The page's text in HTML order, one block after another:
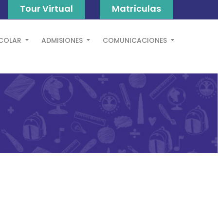
Matrículas
Tour Virtual
ADMISIONES COMUNICACIONES